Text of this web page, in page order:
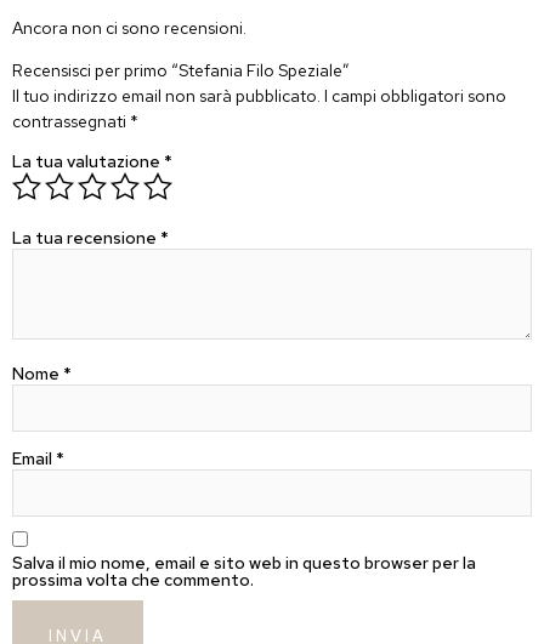
Ancora non ci sono recensioni.
Recensisci per primo “Stefania Filo Speziale”
Il tuo indirizzo email non sarà pubblicato. I campi obbligatori sono
contrassegnati *
La tua valutazione *
La tua recensione *
Nome *
Email *
Salva il mio nome, email e sito web in questo browser per la
prossima volta che commento.